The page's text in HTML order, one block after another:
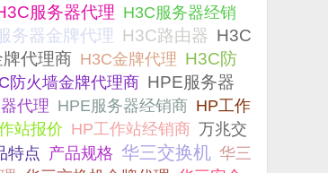
服务器代理 H3C服务器经销
务器金牌代理 H3C路由器 H3C
代理商 H3C金牌代理 H3C防
防火墙金牌代理商 HPE服务器
代理 HPE服务器经销商 HP工作
站报价 HP工作站经销商 万兆交
特点 产品规格 华三交换机 华三